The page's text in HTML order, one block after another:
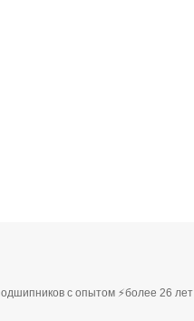
с опытом ⚡более 26 лет